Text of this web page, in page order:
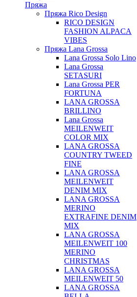
Пряжа
Пряжа Rico Design
RICO DESIGN
FASHION ALPACA
VIBES
Пряжа Lana Grossa
Lana Grossa Solo Lino
Lana Grossa
SETASURI
Lana Grossa PER
FORTUNA
LANA GROSSA
BRILLINO
Lana Grossa
MEILENWEIT
COLOR MIX
LANA GROSSA
COUNTRY TWEED
FINE
LANA GROSSA
MEILENWEIT
DENIM MIX
LANA GROSSA
MERINO
EXTRAFINE DENIM
MIX
LANA GROSSA
MEILENWEIT 100
MERINO
CHRISTMAS
LANA GROSSA
MEILENWEIT 50
LANA GROSSA